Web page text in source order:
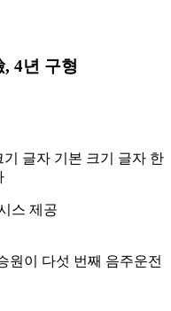
4년 구형
기 글자 기본 크기 글자 한
원이 다섯 번째 음주운전